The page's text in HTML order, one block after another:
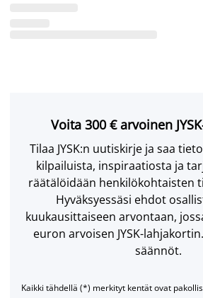
Voita 300 € arvoinen
Tilaa JYSK:n uutiskirje ja saa
kilpailuista, inspiraatiosta ja
räätälöidään henkilökohtaisten
Hyväksyessäsi ehdot
kuukausittaiseen arvontaan,
euron arvoisen JYSK-
säännöt.
Kaikki tähdellä (*) merkityt kentät ovat